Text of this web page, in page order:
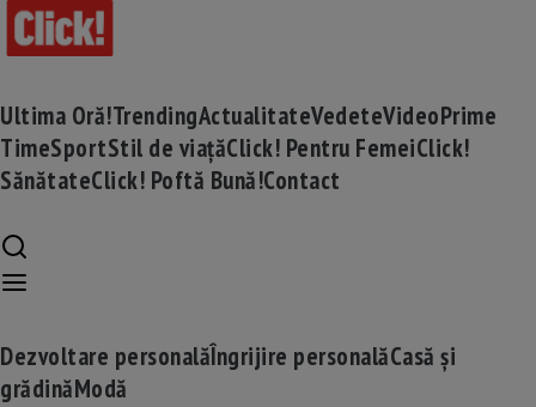
Ultima Oră!TrendingActualitateVedeteVideoPrime
TimeSportStil de viațăClick! Pentru FemeiClick!
SănătateClick! Poftă Bună!Contact
Dezvoltare personalăÎngrijire personalăCasă și
grădinăModă